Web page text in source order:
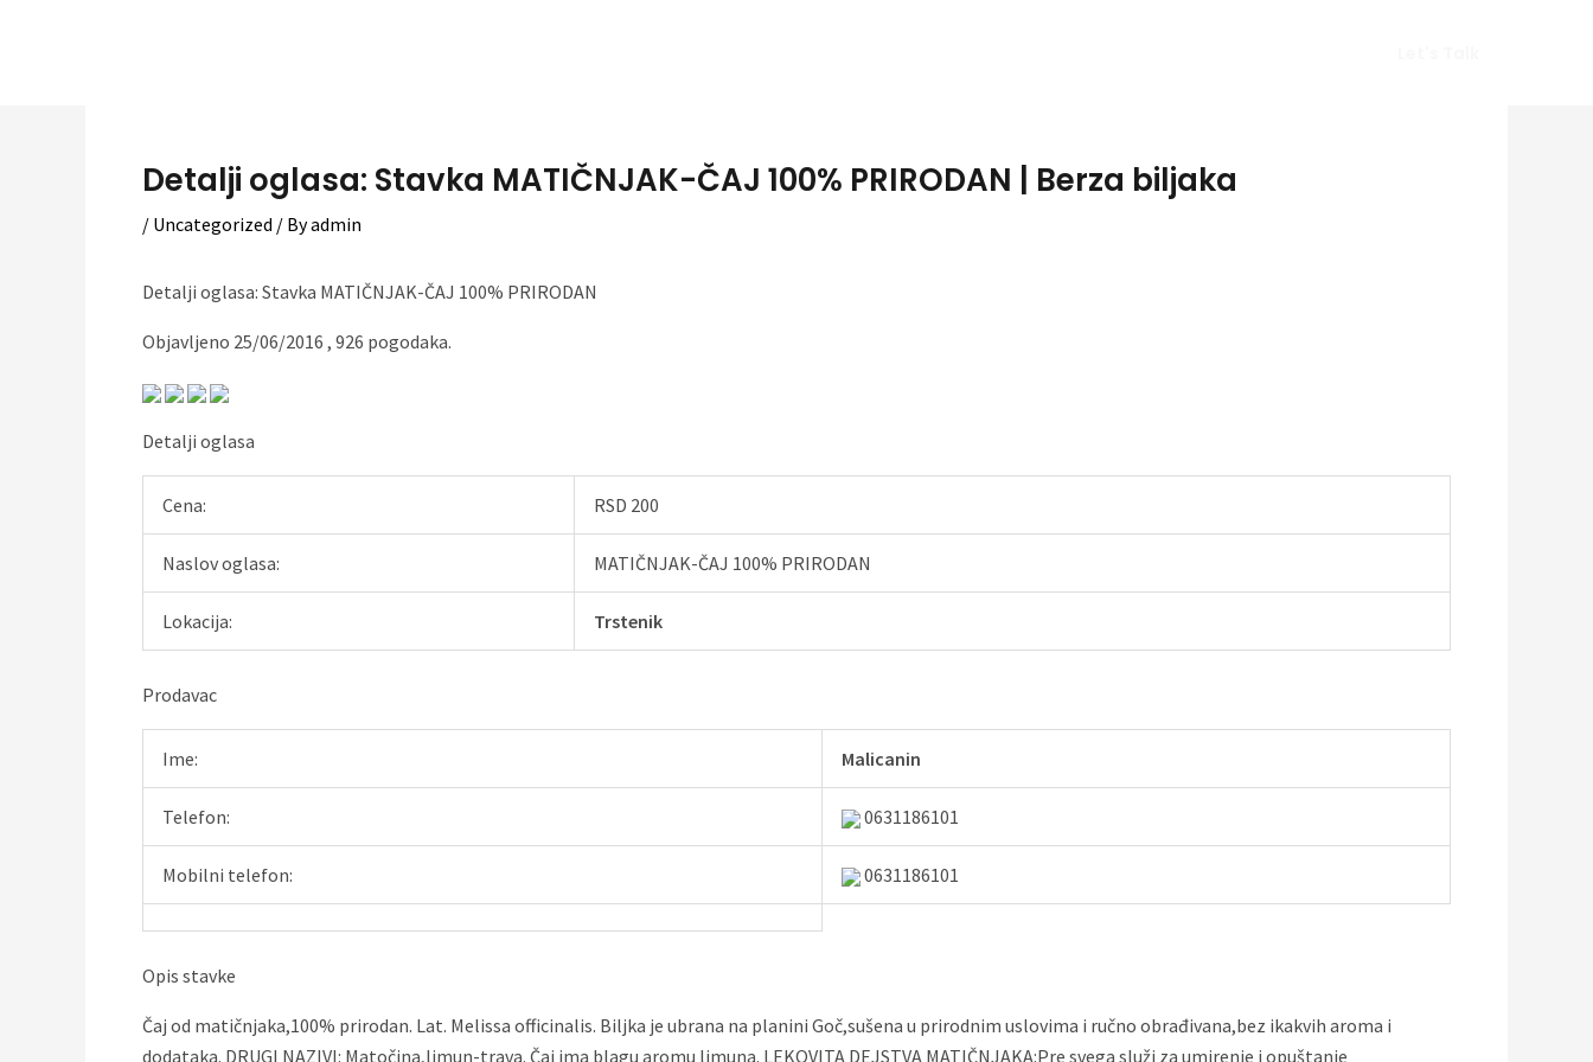
Detalji oglasa: Stavka MATIČNJAK-ČAJ 100% PRIRODAN | Berza biljaka
/ Uncategorized / Byadmin
Detalji oglasa: Stavka MATIČNJAK-ČAJ 100% PRIRODAN
Objavljeno 25/06/2016 , 926 pogodaka.
Detalji oglasa
Cena: RSD 200
Naslov oglasa: MATIČNJAK-ČAJ 100% PRIRODAN
Lokacija: Trstenik
Prodavac
Ime: Malicanin
Telefon: 0631186101
Mobilni telefon: 0631186101
Opis stavke
Čaj od matičnjaka,100% prirodan. Lat. Melissa officinalis. Biljka je ubrana na planini Goč,sušena u prirodnim uslovima i ručno obrađivana,bez ikakvih aroma i
dodataka. DRUGI NAZIVI: Matočina,limun-trava. Čaj ima blagu aromu limuna. LEKOVITA DEJSTVA MATIČNJAKA:Pre svega služi za umirenje i opuštanje